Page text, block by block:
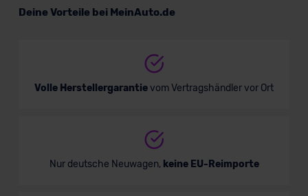
Deine Vorteile bei MeinAuto.de
Volle Herstellergarantievom Vertragshändler vor Ort
Nur deutsche Neuwagen, keine EU-Reimporte